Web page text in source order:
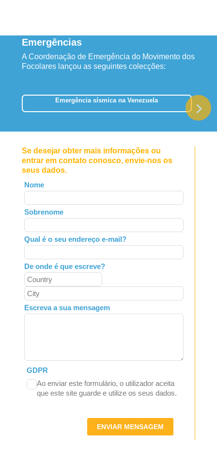
Emergências
A Coordenação de Emergência do Movimento dos
Focolares lançou as seguintes colecções:
Emergência sísmica na Venezuela
Se desejar obter mais informações ou
entrar em contato conosco, envie-nos os
seus dados.
Leave
this
field
blank
Nome
Sobrenome
Qual é o seu endereço e-mail?
De onde é que escreve?
Escreva a sua mensagem
GDPR
Ao enviar este formulário, o utilizador aceita
que este site guarde e utilize os seus dados.
ENVIAR MENSAGEM